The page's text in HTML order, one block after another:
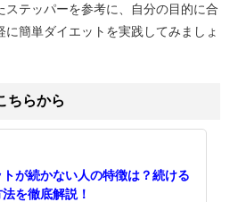
ステッパーを参考に、自分の目的に合
に簡単ダイエットを実践してみましょ
ちらから
が続かない人の特徴は？続ける
を徹底解説！